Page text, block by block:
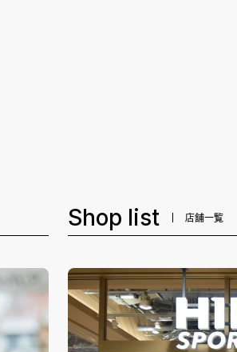
Shop list 店舗一覧